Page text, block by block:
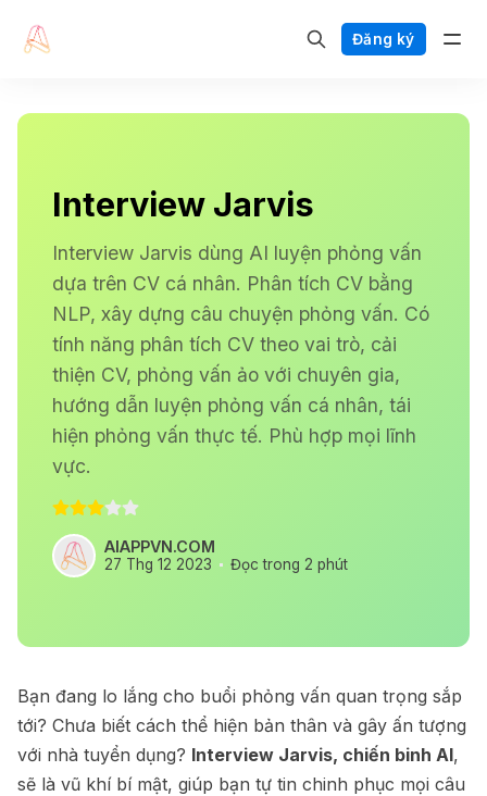
Đăng ký
Interview Jarvis
Interview Jarvis dùng AI luyện phỏng vấn
dựa trên CV cá nhân. Phân tích CV bằng
NLP, xây dựng câu chuyện phỏng vấn. Có
tính năng phân tích CV theo vai trò, cải
thiện CV, phỏng vấn ảo với chuyên gia,
hướng dẫn luyện phỏng vấn cá nhân, tái
hiện phỏng vấn thực tế. Phù hợp mọi lĩnh
vực.
AIAPPVN.COM
27 Thg 12 2023 Đọc trong 2 phút
Bạn đang lo lắng cho buổi phỏng vấn quan trọng sắp
tới? Chưa biết cách thể hiện bản thân và gây ấn tượng
với nhà tuyển dụng? Interview Jarvis, chiến binh AI,
sẽ là vũ khí bí mật, giúp bạn tự tin chinh phục mọi câu